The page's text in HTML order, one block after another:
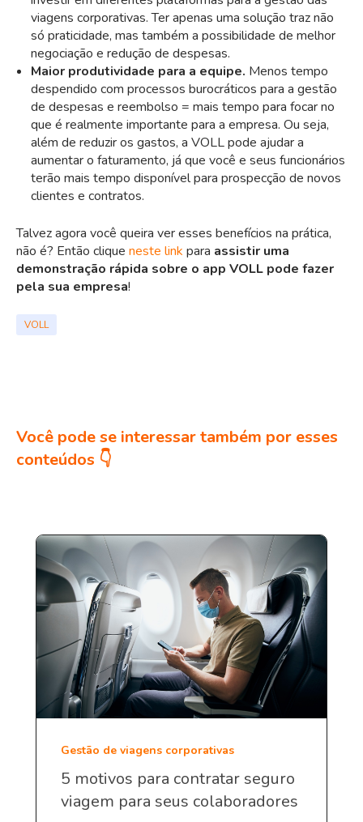
viagens corporativas. Ter apenas uma solução traz não
só praticidade, mas também a possibilidade de melhor
negociação e redução de despesas.
Maior produtividade para a equipe. Menos tempo
despendido com processos burocráticos para a gestão
de despesas e reembolso = mais tempo para focar no
que é realmente importante para a empresa. Ou seja,
além de reduzir os gastos, a VOLL pode ajudar a
aumentar o faturamento, já que você e seus funcionários
terão mais tempo disponível para prospecção de novos
clientes e contratos.
Talvez agora você queira ver esses benefícios na prática,
não é? Então clique neste link para assistir uma
demonstração rápida sobre o app VOLL pode fazer
pela sua empresa!
VOLL
Você pode se interessar também por esses
conteúdos 👇
Gestão de viagens corporativas
5 motivos para contratar seguro
viagem para seus colaboradores